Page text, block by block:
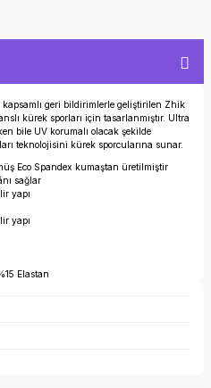
geri bildirimlerle geliştirilen Zhik
kürek sporları için tasarlanmıştır. Ultra
bile UV korumalı olacak şekilde
teknolojisini kürek sporcularına sunar.
Eco Spandex kumaştan üretilmiştir
sağlar
yapı
yapı
Elastan